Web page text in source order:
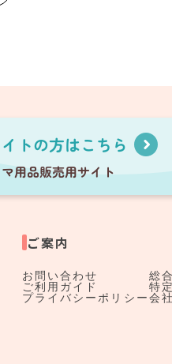
ご案内
お問い合わせ
ご利用ガイド
プライバシーポリシー
総
特
会